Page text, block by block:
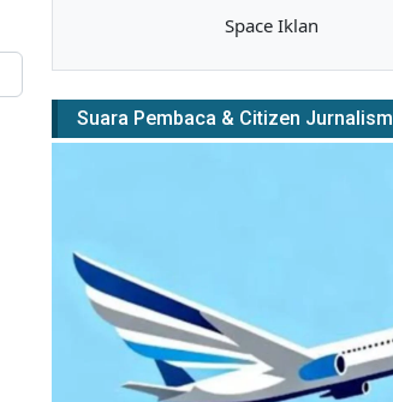
Space Iklan
Suara Pembaca & Citizen Jurnalism